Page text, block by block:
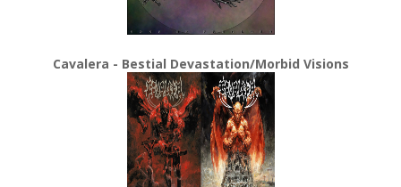
Cavalera - Bestial Devastation/Morbid Visions